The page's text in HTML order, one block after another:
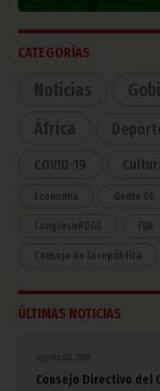
CATEGORÍAS
Noticias
África
COVID-19
Economía Gente GE
CongresoPDGE FIJA
Consejo de la república
ÚLTIMAS NOTICIAS
Consejo Directivo del